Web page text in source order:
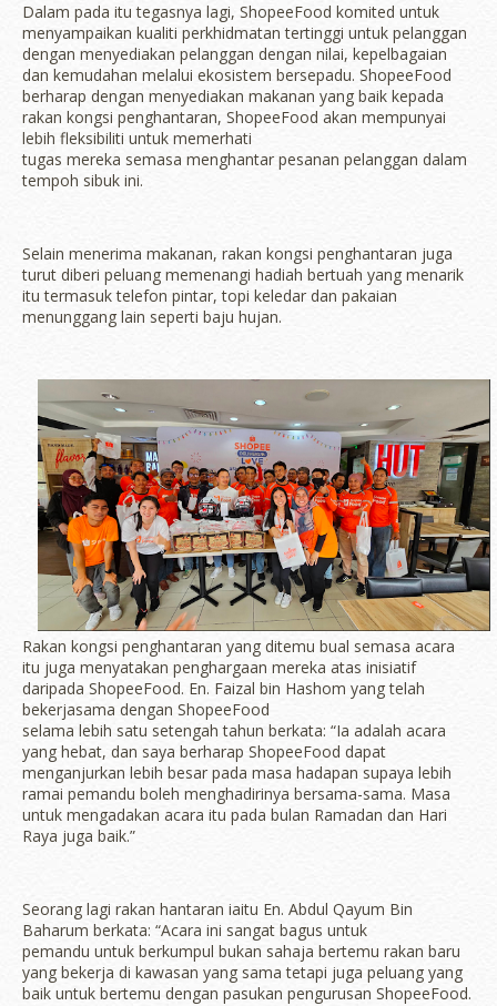
Dalam pada itu tegasnya lagi, ShopeeFood komited untuk
menyampaikan kualiti perkhidmatan tertinggi untuk pelanggan
dengan menyediakan pelanggan dengan nilai, kepelbagaian
dan kemudahan melalui ekosistem bersepadu. ShopeeFood
berharap dengan menyediakan makanan yang baik kepada
rakan kongsi penghantaran, ShopeeFood akan mempunyai
lebih fleksibiliti untuk memerhati
tugas mereka semasa menghantar pesanan pelanggan dalam
tempoh sibuk ini.
Selain menerima makanan, rakan kongsi penghantaran juga
turut diberi peluang memenangi hadiah bertuah yang menarik
itu termasuk telefon pintar, topi keledar dan pakaian
menunggang lain seperti baju hujan.
Rakan kongsi penghantaran yang ditemu bual semasa acara
itu juga menyatakan penghargaan mereka atas inisiatif
daripada ShopeeFood. En. Faizal bin Hashom yang telah
bekerjasama dengan ShopeeFood
selama lebih satu setengah tahun berkata: “Ia adalah acara
yang hebat, dan saya berharap ShopeeFood dapat
menganjurkan lebih besar pada masa hadapan supaya lebih
ramai pemandu boleh menghadirinya bersama-sama. Masa
untuk mengadakan acara itu pada bulan Ramadan dan Hari
Raya juga baik.”
Seorang lagi rakan hantaran iaitu En. Abdul Qayum Bin
Baharum berkata: “Acara ini sangat bagus untuk
pemandu untuk berkumpul bukan sahaja bertemu rakan baru
yang bekerja di kawasan yang sama tetapi juga peluang yang
baik untuk bertemu dengan pasukan pengurusan ShopeeFood.